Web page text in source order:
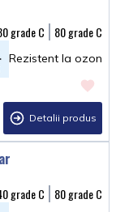
80
Rezistent la ozon
Detalii produs
80